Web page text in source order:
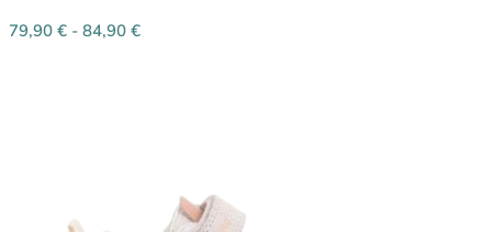
79,90 € - 84,90 €